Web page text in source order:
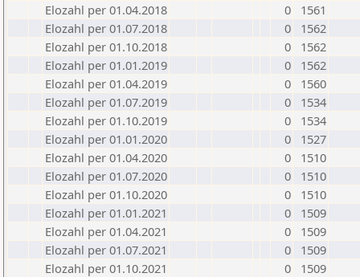
Elozahl per 01.04.2018
0
1561
Elozahl per 01.07.2018
0
1562
Elozahl per 01.10.2018
0
1562
Elozahl per 01.01.2019
0
1562
Elozahl per 01.04.2019
0
1560
Elozahl per 01.07.2019
0
1534
Elozahl per 01.10.2019
0
1534
Elozahl per 01.01.2020
0
1527
Elozahl per 01.04.2020
0
1510
Elozahl per 01.07.2020
0
1510
Elozahl per 01.10.2020
0
1510
Elozahl per 01.01.2021
0
1509
Elozahl per 01.04.2021
0
1509
Elozahl per 01.07.2021
0
1509
Elozahl per 01.10.2021
0
1509